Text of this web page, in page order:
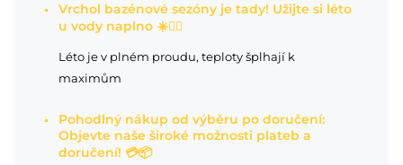
Vrchol bazénové sezóny je tady! Užijte si léto
u vody naplno ☀️🏊‍♂️
Léto je v plném proudu, teploty šplhají k
maximům
Pohodlný nákup od výběru po doručení:
Objevte naše široké možnosti plateb a
doručení! 💳📦